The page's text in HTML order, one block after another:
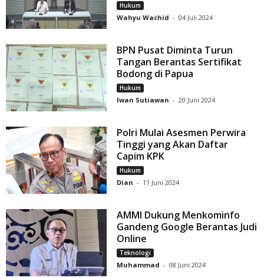
Hukum
Wahyu Wachid - 04 Juli 2024
BPN Pusat Diminta Turun
Tangan Berantas Sertifikat
Bodong di Papua
Hukum
Iwan Sutiawan - 20 Juni 2024
Polri Mulai Asesmen Perwira
Tinggi yang Akan Daftar
Capim KPK
Hukum
Dian - 11 Juni 2024
AMMI Dukung Menkominfo
Gandeng Google Berantas Judi
Online
Teknologi
Muhammad - 08 Juni 2024